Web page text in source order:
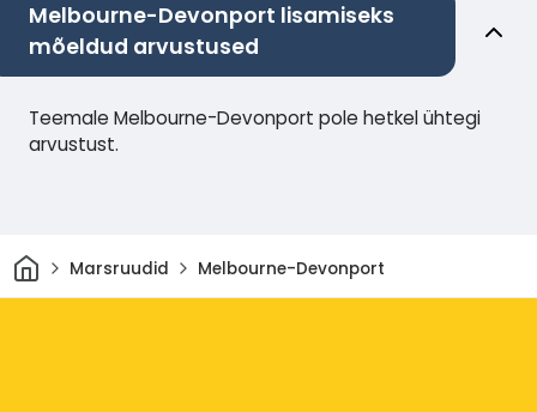
Melbourne-Devonport lisamiseks
mõeldud arvustused
Teemale Melbourne-Devonport pole hetkel ühtegi
arvustust.
Avaleht
Marsruudid Melbourne-Devonport